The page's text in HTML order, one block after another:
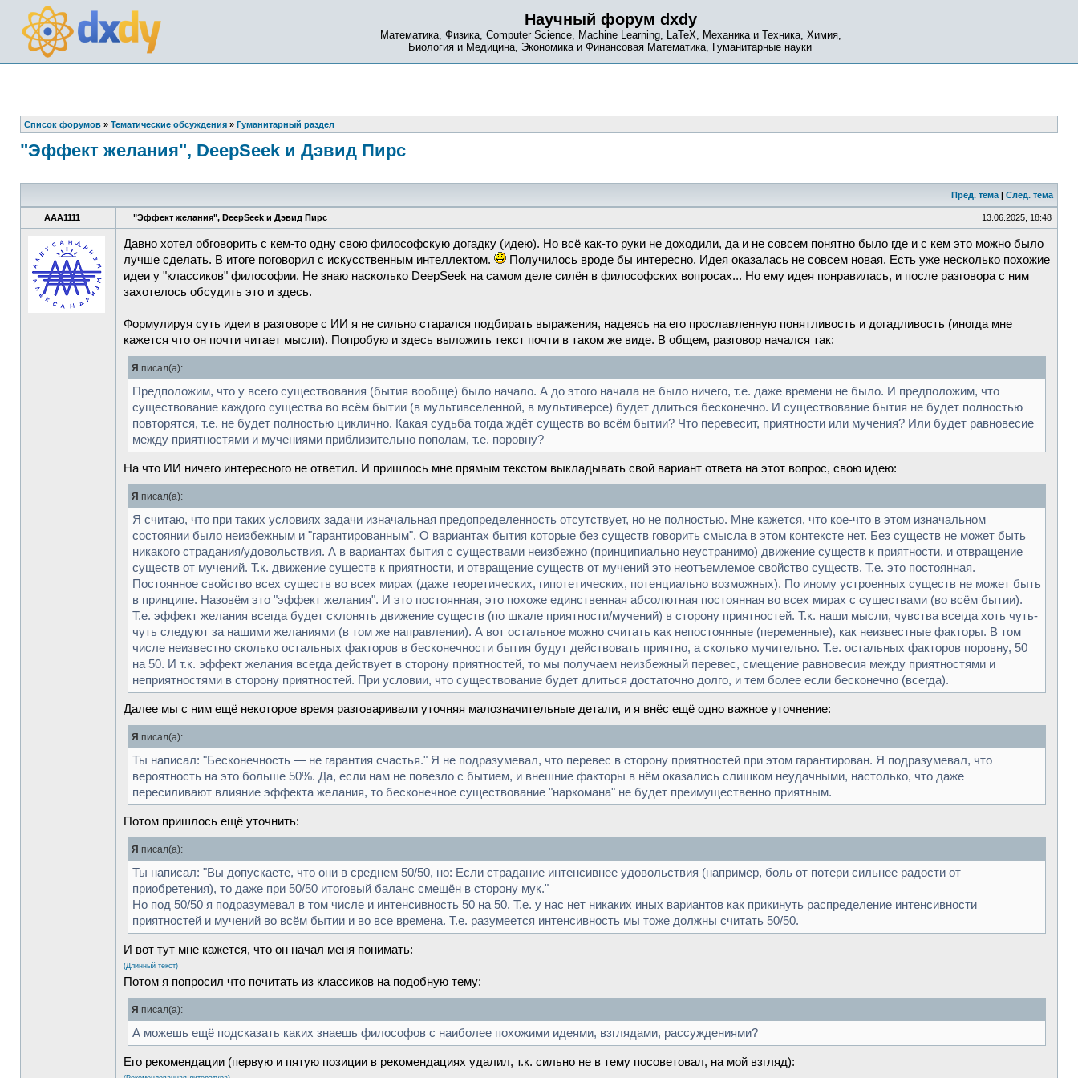
Научный форум dxdy
Математика, Физика, Computer Science, Machine Learning, LaTeX, Механика и Техника, Химия,
Биология и Медицина, Экономика и Финансовая Математика, Гуманитарные науки
Список форумов » Тематические обсуждения » Гуманитарный раздел
"Эффект желания", DeepSeek и Дэвид Пирс
Пред. тема | След. тема
AAA1111 "Эффект желания", DeepSeek и Дэвид Пирс 13.06.2025, 18:48
Давно хотел обговорить с кем-то одну свою философскую догадку (идею). Но всё как-то руки не доходили, да и не совсем понятно было где и с кем это можно было
лучше сделать. В итоге поговорил с искусственным интеллектом.
Получилось вроде бы интересно. Идея оказалась не совсем новая. Есть уже несколько похожие
идеи у "классиков" философии. Не знаю насколько DeepSeek на самом деле силён в философских вопросах... Но ему идея понравилась, и после разговора с ним
захотелось обсудить это и здесь.
Формулируя суть идеи в разговоре с ИИ я не сильно старался подбирать выражения, надеясь на его прославленную понятливость и догадливость (иногда мне
кажется что он почти читает мысли). Попробую и здесь выложить текст почти в таком же виде. В общем, разговор начался так:
Я писал(а):
Предположим, что у всего существования (бытия вообще) было начало. А до этого начала не было ничего, т.е. даже времени не было. И предположим, что
существование каждого существа во всём бытии (в мультивселенной, в мультиверсе) будет длиться бесконечно. И существование бытия не будет полностью
повторятся, т.е. не будет полностью циклично. Какая судьба тогда ждёт существ во всём бытии? Что перевесит, приятности или мучения? Или будет равновесие
между приятностями и мучениями приблизительно пополам, т.е. поровну?
На что ИИ ничего интересного не ответил. И пришлось мне прямым текстом выкладывать свой вариант ответа на этот вопрос, свою идею:
Я писал(а):
Я считаю, что при таких условиях задачи изначальная предопределенность отсутствует, но не полностью. Мне кажется, что кое-что в этом изначальном
состоянии было неизбежным и "гарантированным". О вариантах бытия которые без существ говорить смысла в этом контексте нет. Без существ не может быть
никакого страдания/удовольствия. А в вариантах бытия с существами неизбежно (принципиально неустранимо) движение существ к приятности, и отвращение
существ от мучений. Т.к. движение существ к приятности, и отвращение существ от мучений это неотъемлемое свойство существ. Т.е. это постоянная.
Постоянное свойство всех существ во всех мирах (даже теоретических, гипотетических, потенциально возможных). По иному устроенных существ не может быть
в принципе. Назовём это "эффект желания". И это постоянная, это похоже единственная абсолютная постоянная во всех мирах с существами (во всём бытии).
Т.е. эффект желания всегда будет склонять движение существ (по шкале приятности/мучений) в сторону приятностей. Т.к. наши мысли, чувства всегда хоть чуть-
чуть следуют за нашими желаниями (в том же направлении). А вот остальное можно считать как непостоянные (переменные), как неизвестные факторы. В том
числе неизвестно сколько остальных факторов в бесконечности бытия будут действовать приятно, а сколько мучительно. Т.е. остальных факторов поровну, 50
на 50. И т.к. эффект желания всегда действует в сторону приятностей, то мы получаем неизбежный перевес, смещение равновесия между приятностями и
неприятностями в сторону приятностей. При условии, что существование будет длиться достаточно долго, и тем более если бесконечно (всегда).
Далее мы с ним ещё некоторое время разговаривали уточняя малозначительные детали, и я внёс ещё одно важное уточнение:
Я писал(а):
Ты написал: "Бесконечность — не гарантия счастья." Я не подразумевал, что перевес в сторону приятностей при этом гарантирован. Я подразумевал, что
вероятность на это больше 50%. Да, если нам не повезло с бытием, и внешние факторы в нём оказались слишком неудачными, настолько, что даже
пересиливают влияние эффекта желания, то бесконечное существование "наркомана" не будет преимущественно приятным.
Потом пришлось ещё уточнить:
Я писал(а):
Ты написал: "Вы допускаете, что они в среднем 50/50, но: Если страдание интенсивнее удовольствия (например, боль от потери сильнее радости от
приобретения), то даже при 50/50 итоговый баланс смещён в сторону мук."
Но под 50/50 я подразумевал в том числе и интенсивность 50 на 50. Т.е. у нас нет никаких иных вариантов как прикинуть распределение интенсивности
приятностей и мучений во всём бытии и во все времена. Т.е. разумеется интенсивность мы тоже должны считать 50/50.
И вот тут мне кажется, что он начал меня понимать:
(Длинный текст)
Потом я попросил что почитать из классиков на подобную тему:
Я писал(а):
А можешь ещё подсказать каких знаешь философов с наиболее похожими идеями, взглядами, рассуждениями?
Его рекомендации (первую и пятую позиции в рекомендациях удалил, т.к. сильно не в тему посоветовал, на мой взгляд):